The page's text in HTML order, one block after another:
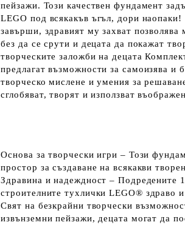
пейзажи. Този качествен фундамент
LEGO под всякакъв ъгъл, дори наопаки!
завърши, здравият му захват позволява
без да се срути и децата да покажат
творческите заложби на децата
предлагат възможности за самоизява и
творческо мислене и умения за
сглобяват, творят и използват
Основа за творчески игри – Този
простор за създаване на всякакви
Здравина и надеждност – Подредените
строителните тухлички LEGO® здраво
Свят на безкрайни творчески
извънземни пейзажи, децата могат да